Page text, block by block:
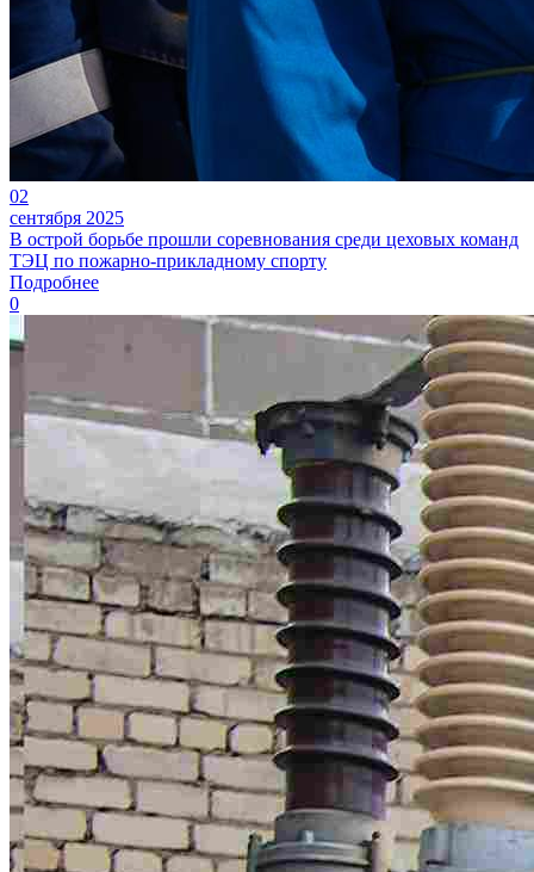
02
сентября 2025
В острой борьбе прошли соревнования среди цеховых команд
ТЭЦ по пожарно-прикладному спорту
Подробнее
0